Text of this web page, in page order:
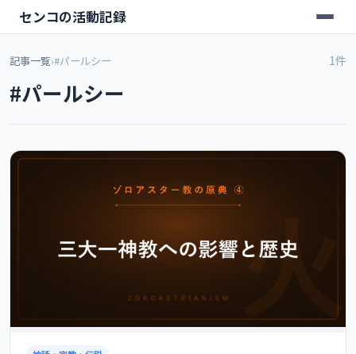
センコの活動記録
記事一覧›#パールシー
#パールシー
1件